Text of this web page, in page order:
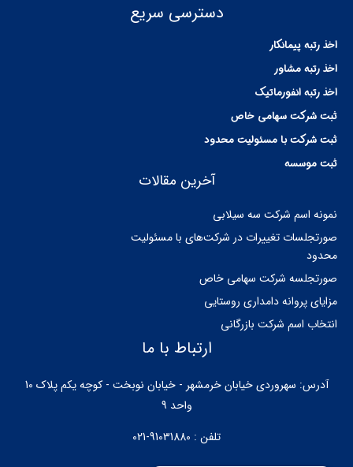
ارتباط با ما
آدرس: سهروردی خیابان خرمشهر - خیابان نوبخت - کوچه یکم پلاک 10
واحد 9
تلفن : 91031880-021
آخرین مقالات
نمونه اسم شرکت سه سیلابی
صورتجلسات تغییرات در شرکت‌های با مسئولیت
محدود
صورتجلسه شرکت سهامی خاص
مزایای پروانه دامداری روستایی
انتخاب اسم شرکت بازرگانی
دسترسی سریع
اخذ رتبه پیمانکار
اخذ رتبه مشاور
اخذ رتبه انفورماتیک
ثبت شرکت سهامی خاص
ثبت شرکت با مسئولیت محدود
ثبت موسسه